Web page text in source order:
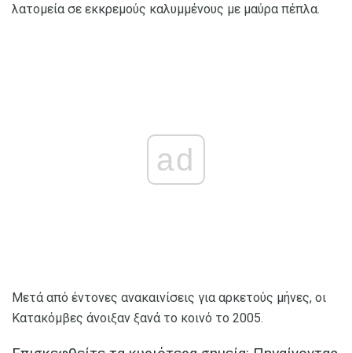
λατομεία σε εκκρεμούς καλυμμένους με μαύρα πέπλα.
ad
Μετά από έντονες ανακαινίσεις για αρκετούς μήνες, οι
Κατακόμβες άνοιξαν ξανά το κοινό το 2005.